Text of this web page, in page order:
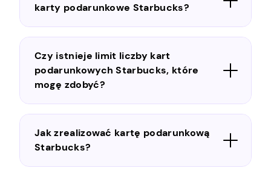
karty podarunkowe Starbucks?
Czy istnieje limit liczby kart
podarunkowych Starbucks, które
mogę zdobyć?
Jak zrealizować kartę podarunkową
Starbucks?